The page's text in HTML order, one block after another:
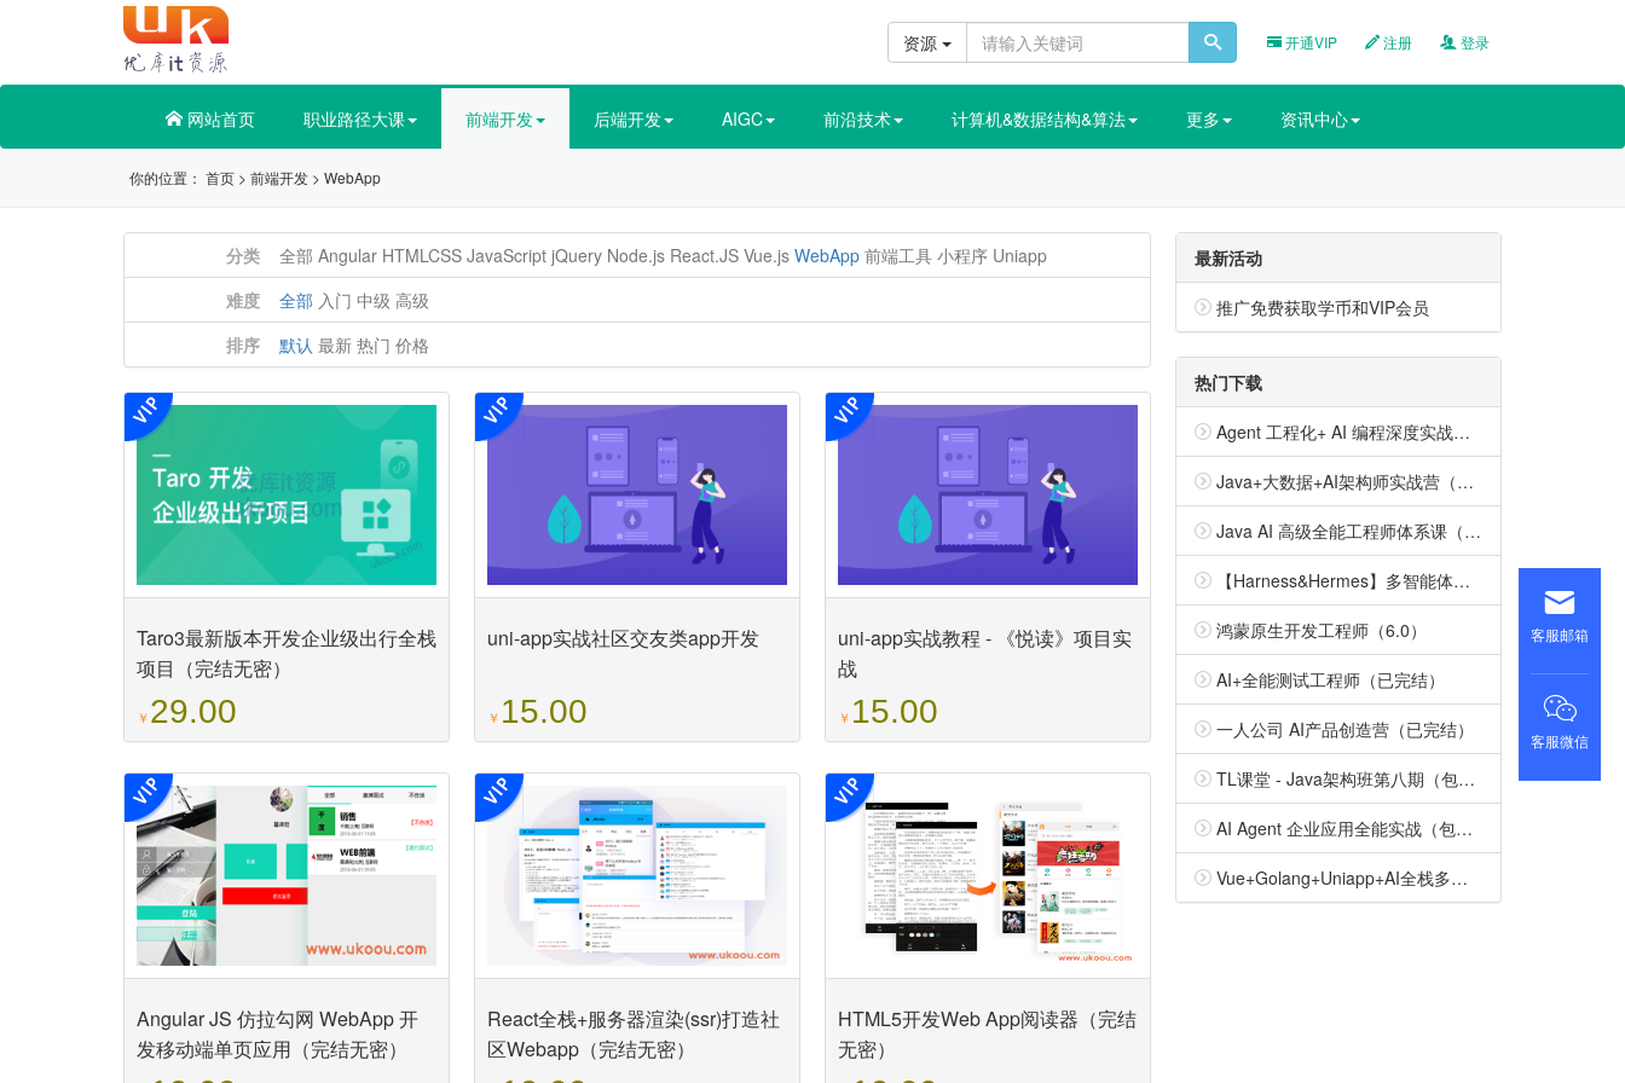
开通VIP 注册 登录
资源
网站首页 职业路径大课 前端开发 后端开发 AIGC 前沿技术 计算机&数据结构&算法 更多 资讯中心
你的位置： 首页 > 前端开发 > WebApp
分类 全部 Angular HTMLCSS JavaScript jQuery Node.js React.JS Vue.js WebApp 前端工具 小程序 Uniapp
难度
全部 入门 中级 高级
排序
默认 最新 热门 价格
Taro3最新版本开发企业级出行全栈
项目（完结无密）
￥29.00
uni-app实战社区交友类app开发
￥ 15.00
uni-app实战教程 - 《悦读》项目实
战
￥ 15.00
Angular JS 仿拉勾网 WebApp 开
发移动端单页应用（完结无密）
React全栈+服务器渲染(ssr)打造社
区Webapp（完结无密）
HTML5开发Web App阅读器（完结
无密）
最新活动
推广免费获取学币和VIP会员
热门下载
Agent 工程化+ AI 编程深度实战营（包更新）
Java+大数据+AI架构师实战营（包更新）
Java AI 高级全能工程师体系课（已完结）
【Harness&Hermes】多智能体开发特训营（包更新）
鸿蒙原生开发工程师（6.0）
AI+全能测试工程师（已完结）
一人公司 AI产品创造营（已完结）
TL课堂 - Java架构班第八期（包更新）
AI Agent 企业应用全能实战（包更新）
Vue+Golang+Uniapp+AI全栈多端实训营 （包更新）
客服邮箱
客服微信